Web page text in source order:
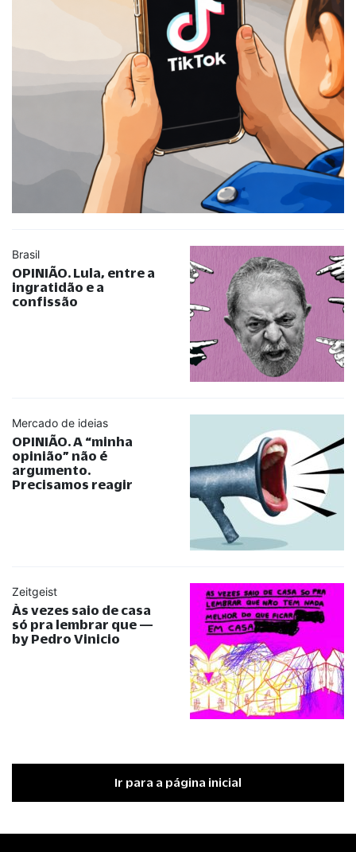
Brasil
OPINIÃO. Lula, entre a
ingratidão e a
confissão
Mercado de ideias
OPINIÃO. A “minha
opinião” não é
argumento.
Precisamos reagir
Zeitgeist
Às vezes saio de casa
só pra lembrar que —
by Pedro Vinicio
Ir para a página inicial